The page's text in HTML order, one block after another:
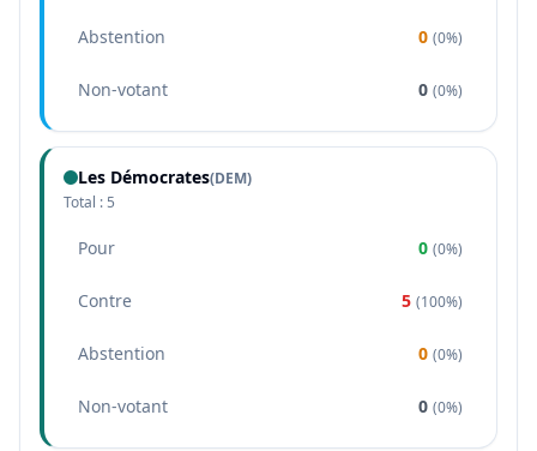
Abstention 0 (0%)
Non-votant 0 (0%)
Les Démocrates(DEM)
Total : 5
Pour 0 (0%)
Contre 5 (100%)
Abstention 0 (0%)
Non-votant 0 (0%)